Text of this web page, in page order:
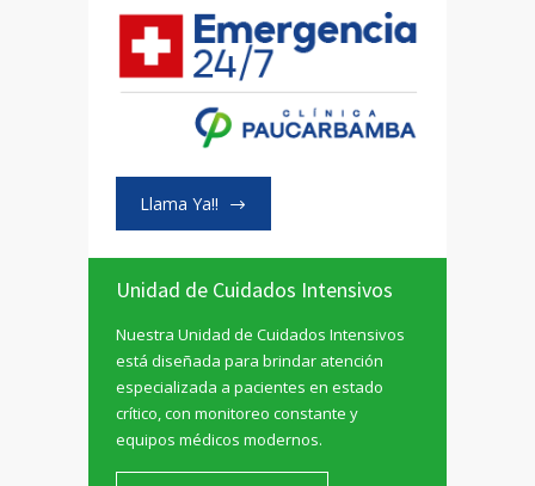
Llama Ya!!
Unidad de Cuidados Intensivos
Nuestra Unidad de Cuidados Intensivos
está diseñada para brindar atención
especializada a pacientes en estado
crítico, con monitoreo constante y
equipos médicos modernos.